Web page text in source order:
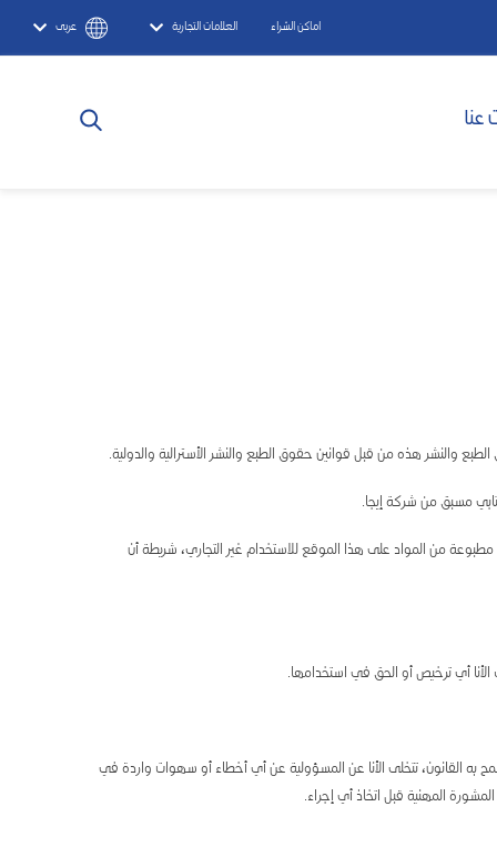
اماكن الشراء العلامات التجارية عربى
عنا
والنشر هذه من قبل قوانين حقوق الطبع والنشر الأسترالية والدولية.
مسبق من شركة إيجا.
من المواد على هذا الموقع للاستخدام غير التجاري، شريطة أن
الأنا أي ترخيص أو الحق في استخدامها.
به القانون، تتخلى الأنا عن المسؤولية عن أي أخطاء أو سهوات واردة في
المهنية قبل اتخاذ أي إجراء.